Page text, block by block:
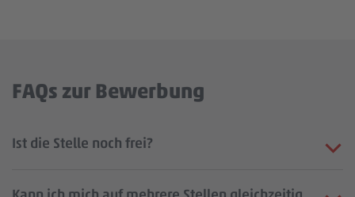
FAQs zur Bewerbung
Ist die Stelle noch frei?